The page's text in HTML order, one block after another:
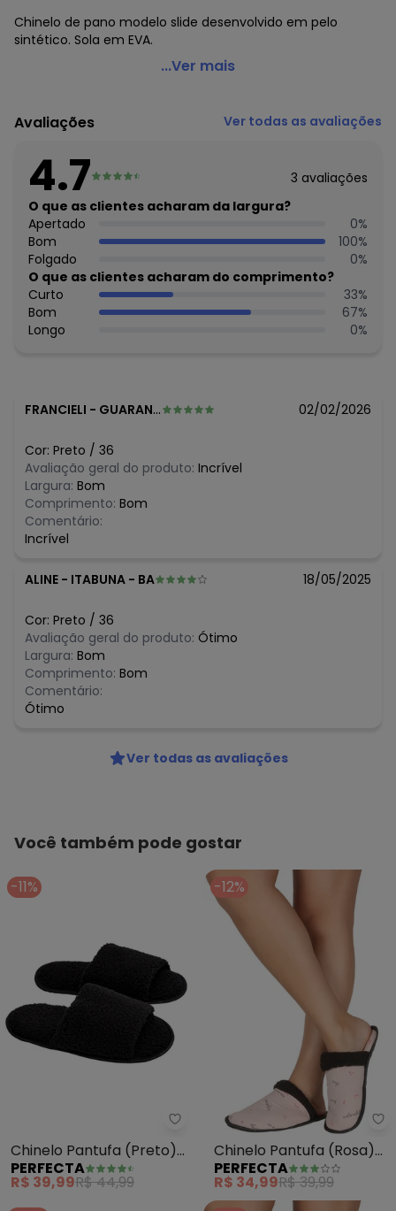
Chinelo de pano modelo slide desenvolvido em pelo
sintético. Sola em EVA.
Perfecta - Chinelo Pantufa Preto Modelo Slide
Observação: Modelo slide
Tecido: Tecido
...Ver mais
Avaliações Ver todas as avaliações
4.7 3 avaliações
O que as clientes acharam da largura?
Apertado
0%
Bom
100%
Folgado
0%
O que as clientes acharam do comprimento?
Curto
33%
Bom
67%
Longo
0%
FRANCIELI - GUARANI DAS MISSOES - RS 02/02/2026
Cor: Preto / 36
Avaliação geral do produto: Incrível
Largura: Bom
Comprimento: Bom
Comentário:
Incrível
ALINE - ITABUNA - BA 18/05/2025
Cor: Preto / 36
Avaliação geral do produto: Ótimo
Largura: Bom
Comprimento: Bom
Comentário:
Ótimo
Ver todas as avaliações
Você também pode gostar
-11%
Perfecta - Chinelo Pantufa
Chinelo Pantufa (Preto)
Modelo Slide
PERFECTA
R$ 39,99R$ 44,99
-12%
Chinelo Pantufa (Rosa)
em Tecido
PERFECTA
R$ 34,99R$ 39,99